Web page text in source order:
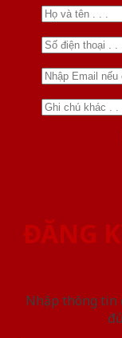
ĐĂNG
Nhập thông tin